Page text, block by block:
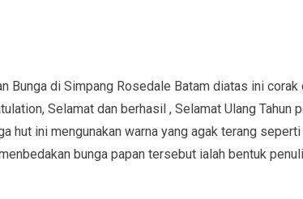
Bunga di Simpang Rosedale Batam diatas ini corak
Selamat dan berhasil , Selamat Ulang Tahun
hut ini mengunakan warna yang agak terang
bunga papan tersebut ialah bentuk